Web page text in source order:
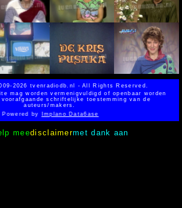
2026 tvenradiodb.nl - All Rights Reserved.
mag worden vermenigvuldigd of openbaar worden
voorafgaande schriftelijke toestemming van de
auteurs/makers.
Powered by Implano Data6ase
meedisclaimermet dank aan